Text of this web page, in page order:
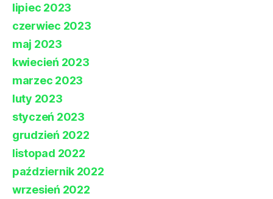
lipiec 2023
czerwiec 2023
maj 2023
kwiecień 2023
marzec 2023
luty 2023
styczeń 2023
grudzień 2022
listopad 2022
październik 2022
wrzesień 2022